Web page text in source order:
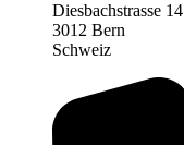
Diesbachstrasse 14
3012 Bern
Schweiz